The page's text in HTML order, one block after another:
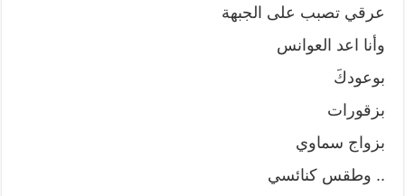
عرقي تصبب على الجبهة
وأنا اعد العوانس
بوعودكَ
بزقورات
بزواج سماوي
.. وطقس كنائسي